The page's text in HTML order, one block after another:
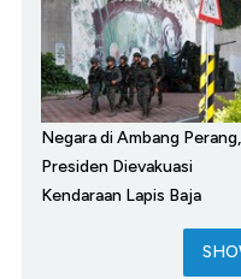
Negara di Ambang Perang,
Presiden Dievakuasi
Kendaraan Lapis Baja